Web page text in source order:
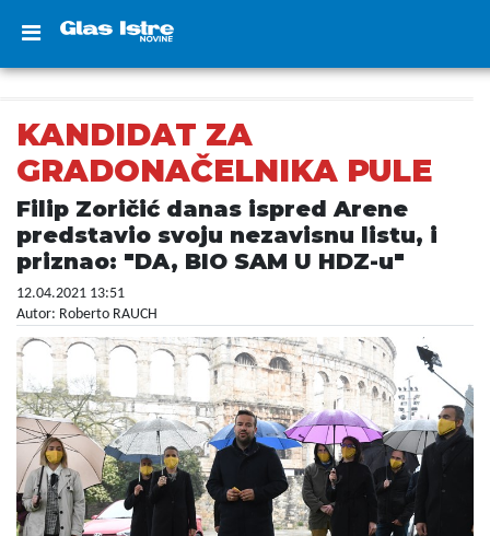
KANDIDAT ZA
GRADONAČELNIKA PULE
Filip Zoričić danas ispred Arene
predstavio svoju nezavisnu listu, i
priznao: "DA, BIO SAM U HDZ-u"
12.04.2021 13:51
Autor: Roberto RAUCH